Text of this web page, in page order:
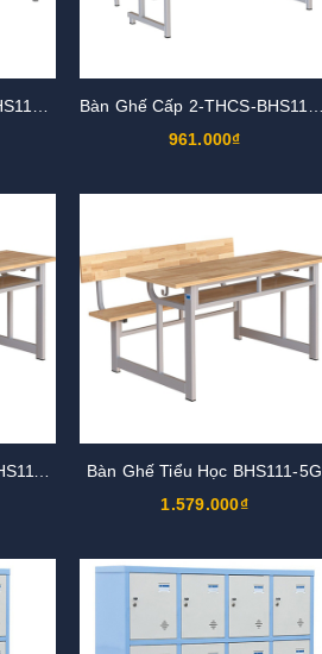
961.000₫
Bàn Ghế Tiểu Học BHS111-5G
1.579.000₫